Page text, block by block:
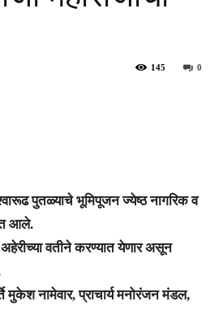
0
145
पुतळ्याचे भूमिपूजन ज्येष्ठ नागरिक व
आले.
वतीने करण्यात येणार असून
मुकेश नामेवार, प्राचार्य मनोरंजन मंडल,